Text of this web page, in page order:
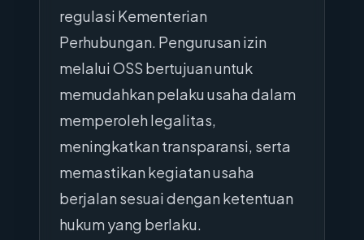
regulasi Kementerian
Perhubungan. Pengurusan izin
melalui OSS bertujuan untuk
memudahkan pelaku usaha dalam
memperoleh legalitas,
meningkatkan transparansi, serta
memastikan kegiatan usaha
berjalan sesuai dengan ketentuan
hukum yang berlaku.